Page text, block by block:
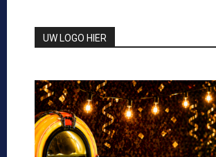
UW LOGO HIER